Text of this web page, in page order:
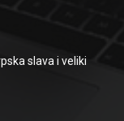
slava i veliki